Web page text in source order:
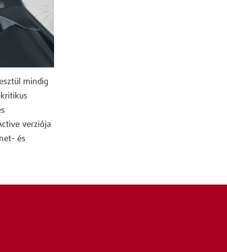
mindig
verziója
és